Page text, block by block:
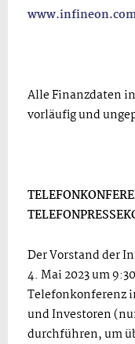
Alle Finanzdaten
vorläufig und
Der Vorstand der
4. Mai 2023 um
Telefonkonferenz
und Investoren
durchführen, um